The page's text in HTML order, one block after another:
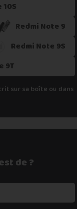
Redmi Note 9
Redmi Note 9S
9T
sur sa boîte ou dans
de ?